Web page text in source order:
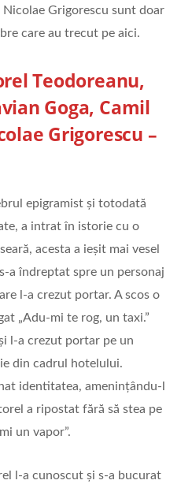
Nicolae Grigorescu sunt doar
care au trecut pe aici.
Teodoreanu,
Goga, Camil
Grigorescu –
epigramist și totodată
a intrat în istorie cu o
acesta a ieșit mai vesel
a îndreptat spre un personaj
l-a crezut portar. A scos o
„Adu-mi te rog, un taxi.”
l-a crezut portar pe un
din cadrul hotelului.
identitatea, amenințându-l
a ripostat fără să stea pe
un vapor”.
l-a cunoscut și s-a bucurat